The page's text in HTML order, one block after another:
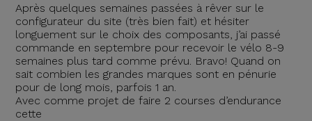
Après quelques semaines passées à rêver sur le
configurateur du site (très bien fait) et hésiter
longuement sur le choix des composants, j’ai passé
commande en septembre pour recevoir le vélo 8-9
semaines plus tard comme prévu. Bravo! Quand on
sait combien les grandes marques sont en pénurie
pour de long mois, parfois 1 an.
Avec comme projet de faire 2 courses d’endurance
cette